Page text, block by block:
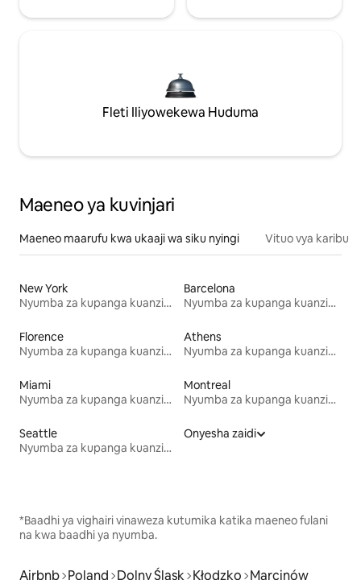
Fleti Iliyowekewa Huduma
Maeneo ya kuvinjari
Maeneo maarufu kwa ukaaji wa siku nyingi Vituo vya karibu
New York
Nyumba za kupanga kuanzia mwezi mmoja
Barcelona
Nyumba za kupanga kuanzia mwezi mmoja
Florence
Nyumba za kupanga kuanzia mwezi mmoja
Athens
Nyumba za kupanga kuanzia mwezi mmoja
Miami
Nyumba za kupanga kuanzia mwezi mmoja
Montreal
Nyumba za kupanga kuanzia mwezi mmoja
Seattle
Nyumba za kupanga kuanzia mwezi mmoja
Onyesha zaidi
*Baadhi ya vighairi vinaweza kutumika katika maeneo fulani
na kwa baadhi ya nyumba.
Airbnb Poland Dolny Śląsk Kłodzko Marcinów